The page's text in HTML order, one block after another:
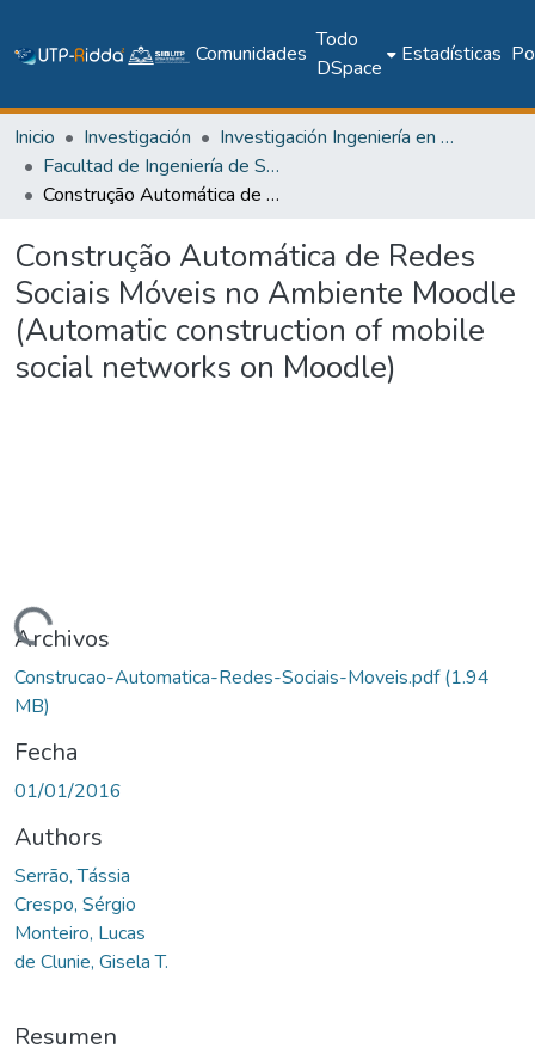
Comunidades
Todo
DSpace
Estadísticas
Inicio Investigación
Investigación Ingeniería en computación e informática
Facultad de Ingeniería de Sistemas Computacionales
Construção Automática de Redes Sociais Móveis no Ambiente Moodle (Automatic construction of mobile social networks on Moodle)
Construção Automática de Redes
Sociais Móveis no Ambiente Moodle
(Automatic construction of mobile
social networks on Moodle)
Archivos
Construcao-Automatica-Redes-Sociais-Moveis.pdf(1.94
MB)
Fecha
01/01/2016
Authors
Serrão, Tássia
Crespo, Sérgio
Monteiro, Lucas
de Clunie, Gisela T.
Resumen